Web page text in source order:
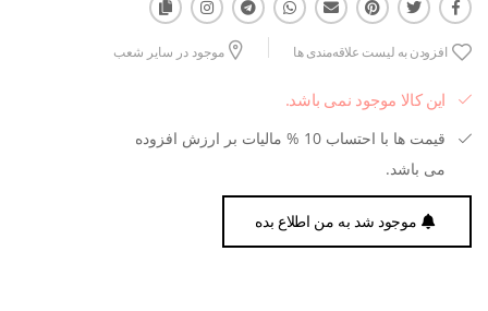
افزودن به لیست علاقه‌مندی ها موجود در سایر شعب
این کالا موجود نمی باشد.
قیمت ها با احتساب 10 % مالیات بر ارزش افزوده
می باشد.
موجود شد به من اطلاع بده